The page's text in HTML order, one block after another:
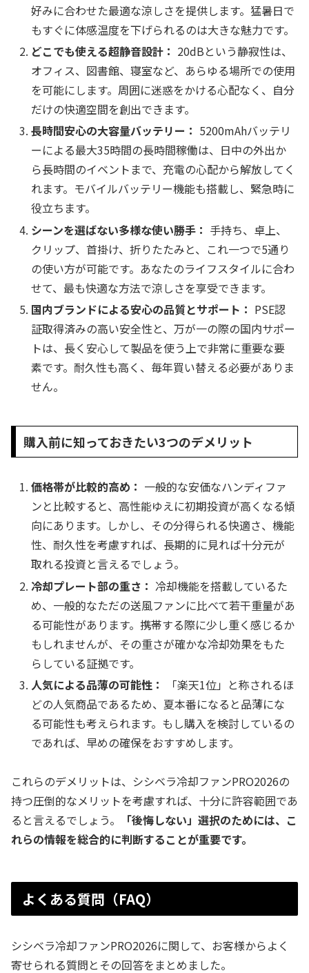
好みに合わせた最適な涼しさを提供します。猛暑日で
もすぐに体感温度を下げられるのは大きな魅力です。
どこでも使える超静音設計： 20dBという静寂性は、
オフィス、図書館、寝室など、あらゆる場所での使用
を可能にします。周囲に迷惑をかける心配なく、自分
だけの快適空間を創出できます。
長時間安心の大容量バッテリー： 5200mAhバッテリ
ーによる最大35時間の長時間稼働は、日中の外出か
ら長時間のイベントまで、充電の心配から解放してく
れます。モバイルバッテリー機能も搭載し、緊急時に
役立ちます。
シーンを選ばない多様な使い勝手： 手持ち、卓上、
クリップ、首掛け、折りたたみと、これ一つで5通り
の使い方が可能です。あなたのライフスタイルに合わ
せて、最も快適な方法で涼しさを享受できます。
国内ブランドによる安心の品質とサポート： PSE認
証取得済みの高い安全性と、万が一の際の国内サポー
トは、長く安心して製品を使う上で非常に重要な要
素です。耐久性も高く、毎年買い替える必要がありま
せん。
購入前に知っておきたい3つのデメリット
価格帯が比較的高め： 一般的な安価なハンディファ
ンと比較すると、高性能ゆえに初期投資が高くなる傾
向にあります。しかし、その分得られる快適さ、機能
性、耐久性を考慮すれば、長期的に見れば十分元が
取れる投資と言えるでしょう。
冷却プレート部の重さ： 冷却機能を搭載しているた
め、一般的なただの送風ファンに比べて若干重量があ
る可能性があります。携帯する際に少し重く感じるか
もしれませんが、その重さが確かな冷却効果をもた
らしている証拠です。
人気による品薄の可能性：
「楽天1位」と称されるほ
どの人気商品であるため、夏本番になると品薄にな
る可能性も考えられます。もし購入を検討しているの
であれば、早めの確保をおすすめします。
これらのデメリットは、シシベラ冷却ファンPRO2026の
持つ圧倒的なメリットを考慮すれば、十分に許容範囲であ
ると言えるでしょう。
「後悔しない」選択のためには、こ
れらの情報を総合的に判断することが重要です。
よくある質問（FAQ）
シシベラ冷却ファンPRO2026に関して、お客様からよく
寄せられる質問とその回答をまとめました。